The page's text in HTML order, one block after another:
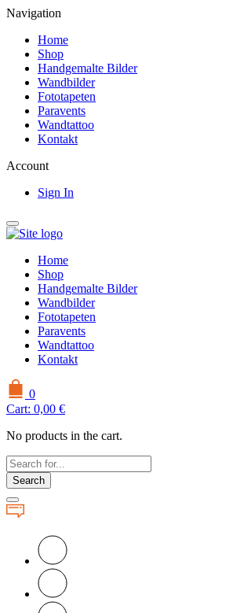
Navigation
Home
Shop
Handgemalte Bilder
Wandbilder
Fototapeten
Paravents
Wandtattoo
Kontakt
Account
Sign In
Home
Shop
Handgemalte Bilder
Wandbilder
Fototapeten
Paravents
Wandtattoo
Kontakt
0
Cart: 0,00 €
No products in the cart.
Search